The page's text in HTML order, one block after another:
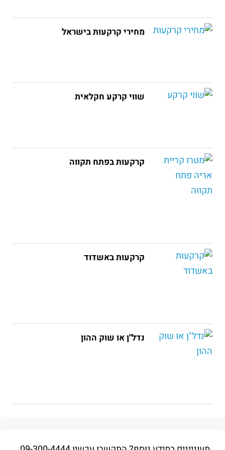
מחירי קרקעות בישראל
שווי קרקע חקלאית
קרקעות בפתח תקווה
קרקעות באשדוד
נדל"ן או שוק ההון